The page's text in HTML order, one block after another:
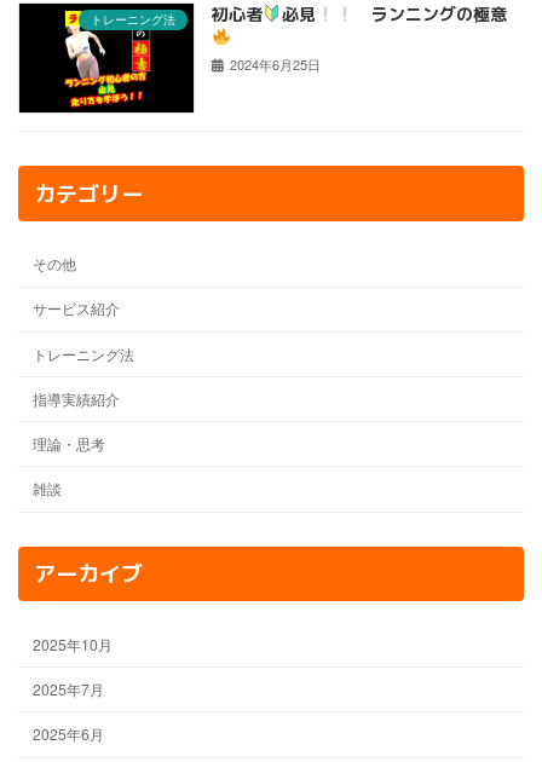
トレーニング法 初心者 必見 ランニングの極意
2024年6月25日
カテゴリー
その他
サービス紹介
トレーニング法
指導実績紹介
理論・思考
雑談
アーカイブ
2025年10月
2025年7月
2025年6月